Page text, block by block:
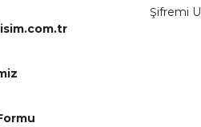
Şifremi